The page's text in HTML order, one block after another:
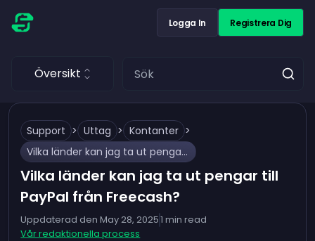
Logga In Registrera Dig
Översikt
Support > Uttag > Kontanter >
Vilka länder kan jag ta ut pengar till PayPal från Freecash?
Vilka länder kan jag ta ut pengar till
PayPal från Freecash?
Uppdaterad den May 28, 20251 min read
Vår redaktionella process